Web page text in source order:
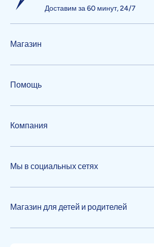
Доставим за 60 минут, 24/7
Магазин
Помощь
Компания
Мы в социальных сетях
Магазин для детей и родителей